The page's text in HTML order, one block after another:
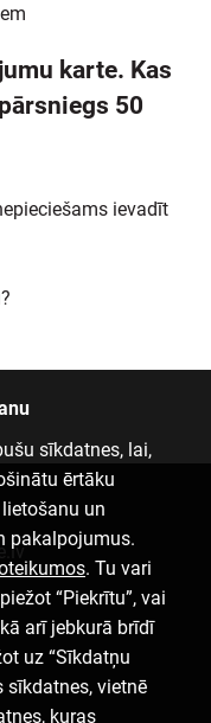
karte. Kas
50
ievadīt
sīkdatnes, lai,
ērtāku
un
pakalpojumus.
. Tu vari
“Piekrītu”, vai
arī jebkurā brīdī
uz “Sīkdatņu
sīkdatnes, vietnē
kuras